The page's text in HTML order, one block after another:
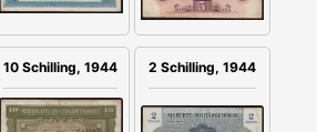
10 Schilling, 1944 2 Schilling, 1944